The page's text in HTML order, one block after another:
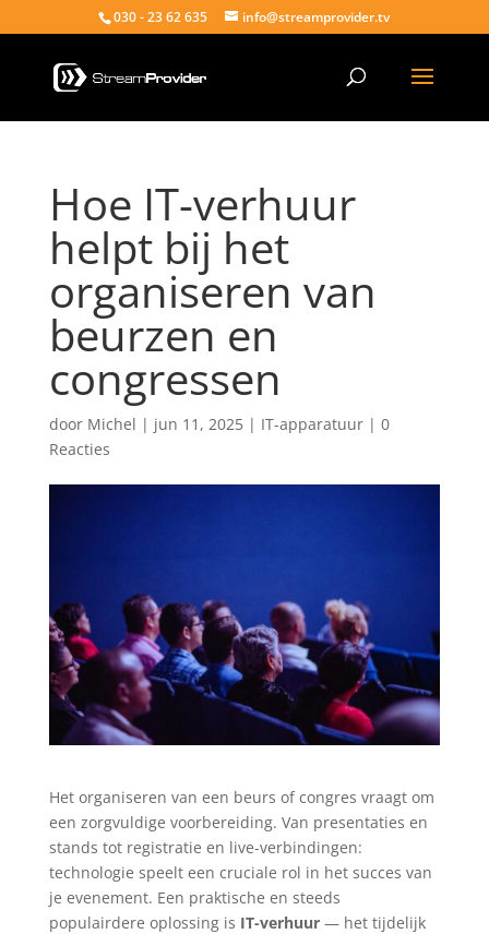
030 - 23 62 635 info@streamprovider.tv
Hoe IT-verhuur
helpt bij het
organiseren van
beurzen en
congressen
door Michel | jun 11, 2025| IT-apparatuur| 0
Reacties
Het organiseren van een beurs of congres vraagt om
een zorgvuldige voorbereiding. Van presentaties en
stands tot registratie en live-verbindingen:
technologie speelt een cruciale rol in het succes van
je evenement. Een praktische en steeds
populairdere oplossing is IT-verhuur— het tijdelijk